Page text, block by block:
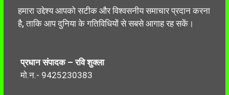
हमारा उद्देश्य आपको सटीक और विश्वसनीय समाचार प्रदान करना
है, ताकि आप दुनिया के गतिविधियों से सबसे आगाह रह सकें।
प्रधान संपादक – रवि शुक्ला
मो.न.- 9425230383